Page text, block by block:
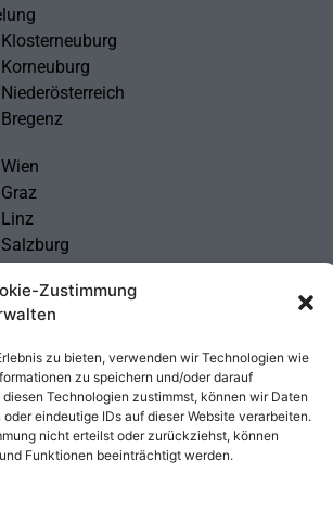
Zustimmung
zu bieten, verwenden wir Technologien wie
zu speichern und/oder darauf
Technologien zustimmst, können wir Daten
eindeutige IDs auf dieser Website verarbeiten.
nicht erteilst oder zurückziehst, können
Funktionen beeinträchtigt werden.
E-Mail